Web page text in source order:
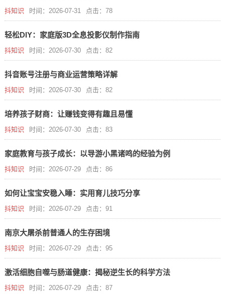
抖知识 时间：2026-07-31 点击：78
轻松DIY：家庭版3D全息投影仪制作指南
抖知识 时间：2026-07-30 点击：82
抖音账号注册与商业运营策略详解
抖知识 时间：2026-07-30 点击：82
培养孩子财商：让赚钱变得有趣且易懂
抖知识 时间：2026-07-30 点击：83
家庭教育与孩子成长：以导游小黑诸鸣的经验为例
抖知识 时间：2026-07-29 点击：86
如何让宝宝安稳入睡：实用育儿技巧分享
抖知识 时间：2026-07-29 点击：91
南京大屠杀前普通人的生存困境
抖知识 时间：2026-07-29 点击：95
激活细胞自噬与肠道健康：揭秘逆生长的科学方法
抖知识 时间：2026-07-29 点击：87